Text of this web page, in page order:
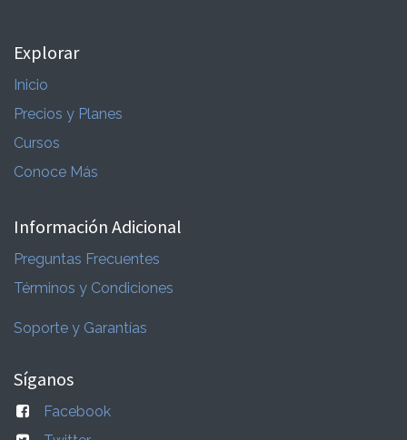
Explorar
Inicio
Precios y Planes
Cursos
Conoce Más
Información Adicional
Preguntas Frecuentes
Términos y Condiciones
Soporte y Garantías
Síganos
Facebook